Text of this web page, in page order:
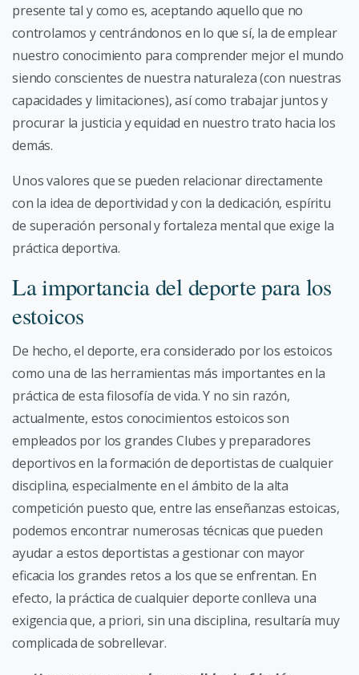
presente tal y como es, aceptando aquello que no
controlamos y centrándonos en lo que sí, la de emplear
nuestro conocimiento para comprender mejor el mundo
siendo conscientes de nuestra naturaleza (con nuestras
capacidades y limitaciones), así como trabajar juntos y
procurar la justicia y equidad en nuestro trato hacia los
demás.
Unos valores que se pueden relacionar directamente
con la idea de deportividad y con la dedicación, espíritu
de superación personal y fortaleza mental que exige la
práctica deportiva.
La importancia del deporte para los
estoicos
De hecho, el deporte, era considerado por los estoicos
como una de las herramientas más importantes en la
práctica de esta filosofía de vida. Y no sin razón,
actualmente, estos conocimientos estoicos son
empleados por los grandes Clubes y preparadores
deportivos en la formación de deportistas de cualquier
disciplina, especialmente en el ámbito de la alta
competición puesto que, entre las enseñanzas estoicas,
podemos encontrar numerosas técnicas que pueden
ayudar a estos deportistas a gestionar con mayor
eficacia los grandes retos a los que se enfrentan. En
efecto, la práctica de cualquier deporte conlleva una
exigencia que, a priori, sin una disciplina, resultaría muy
complicada de sobrellevar.